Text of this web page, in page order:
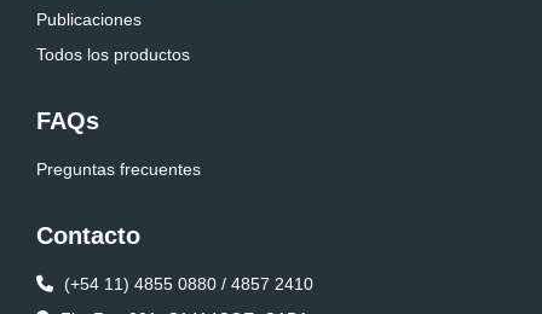
Publicaciones
Todos los productos
FAQs
Preguntas frecuentes
Contacto
(+54 11) 4855 0880 / 4857 2410